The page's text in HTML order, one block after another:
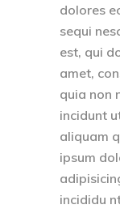
dolores
sequi
est, qui
amet,
quia non
incidunt
aliquam
ipsum
incididu